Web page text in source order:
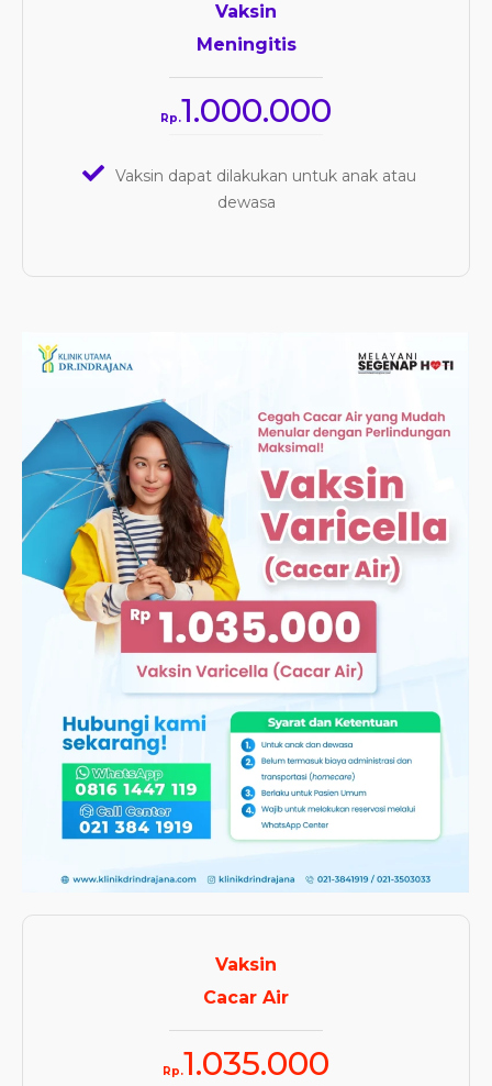
Vaksin
Meningitis
Rp.1.000.000
Vaksin dapat dilakukan untuk anak atau
dewasa
Vaksin
Cacar Air
Rp.1.035.000